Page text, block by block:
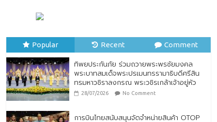
พระบาทสมเด็จพระปรเมนทรรามาธิบดีศรีสิน
ทรมหาวชิราลงกรณ พระวชิรเกล้าเจ้าอยู่หัว
Popular Recent Comment
ทิพยประกันภัย ร่วมถวายพระพรชัยมงคล
พระบาทสมเด็จพระปรเมนทรรามาธิบดีศรีสิน
ทรมหาวชิราลงกรณ พระวชิรเกล้าเจ้าอยู่หัว
28/07/2026 No Comment
การบินไทยสนับสนุนจัดจำหน่ายสินค้า OTOP